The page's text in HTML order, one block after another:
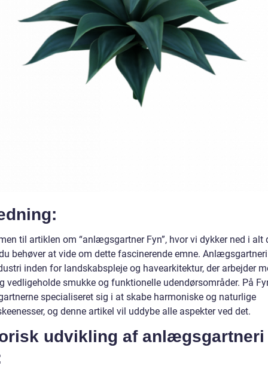
til artiklen om “anlægsgartner Fyn”, hvor vi dykker ned i alt
behøver at vide om dette fascinerende emne.
inden for landskabspleje og havearkitektur, der arbejder
vedligeholde smukke og funktionelle udendørsområder. På
specialiseret sig i at skabe harmoniske og naturlige
og denne artikel vil uddybe alle aspekter ved det.
udvikling af anlægsgartneri